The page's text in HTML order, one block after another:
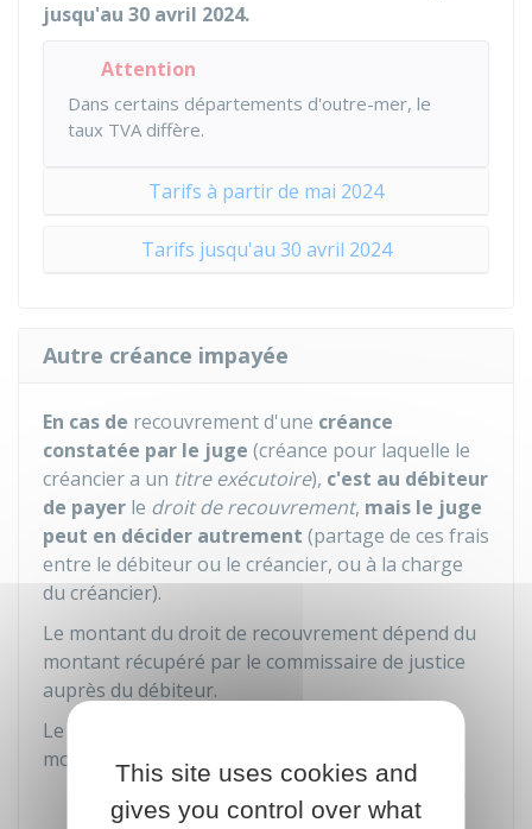
jusqu'au 30 avril 2024.
Attention
Dans certains départements d'outre-mer, le
taux TVA diffère.
Tarifs à partir de mai 2024
Tarifs jusqu'au 30 avril 2024
Autre créance impayée
En cas de recouvrement d'une créance
constatée par le juge (créance pour laquelle le
créancier a un titre exécutoire), c'est au débiteur
de payer le droit de recouvrement, mais le juge
peut en décider autrement (partage de ces frais
entre le débiteur ou le créancier, ou à la charge
du créancier).
Le montant du droit de recouvrement dépend du
montant récupéré par le commissaire de justice
auprès du débiteur.
Le montant récupéré peut porter sur 1 des
montants suivants :
Somme initialement due par le débiteur
This site uses cookies and
gives you control over what